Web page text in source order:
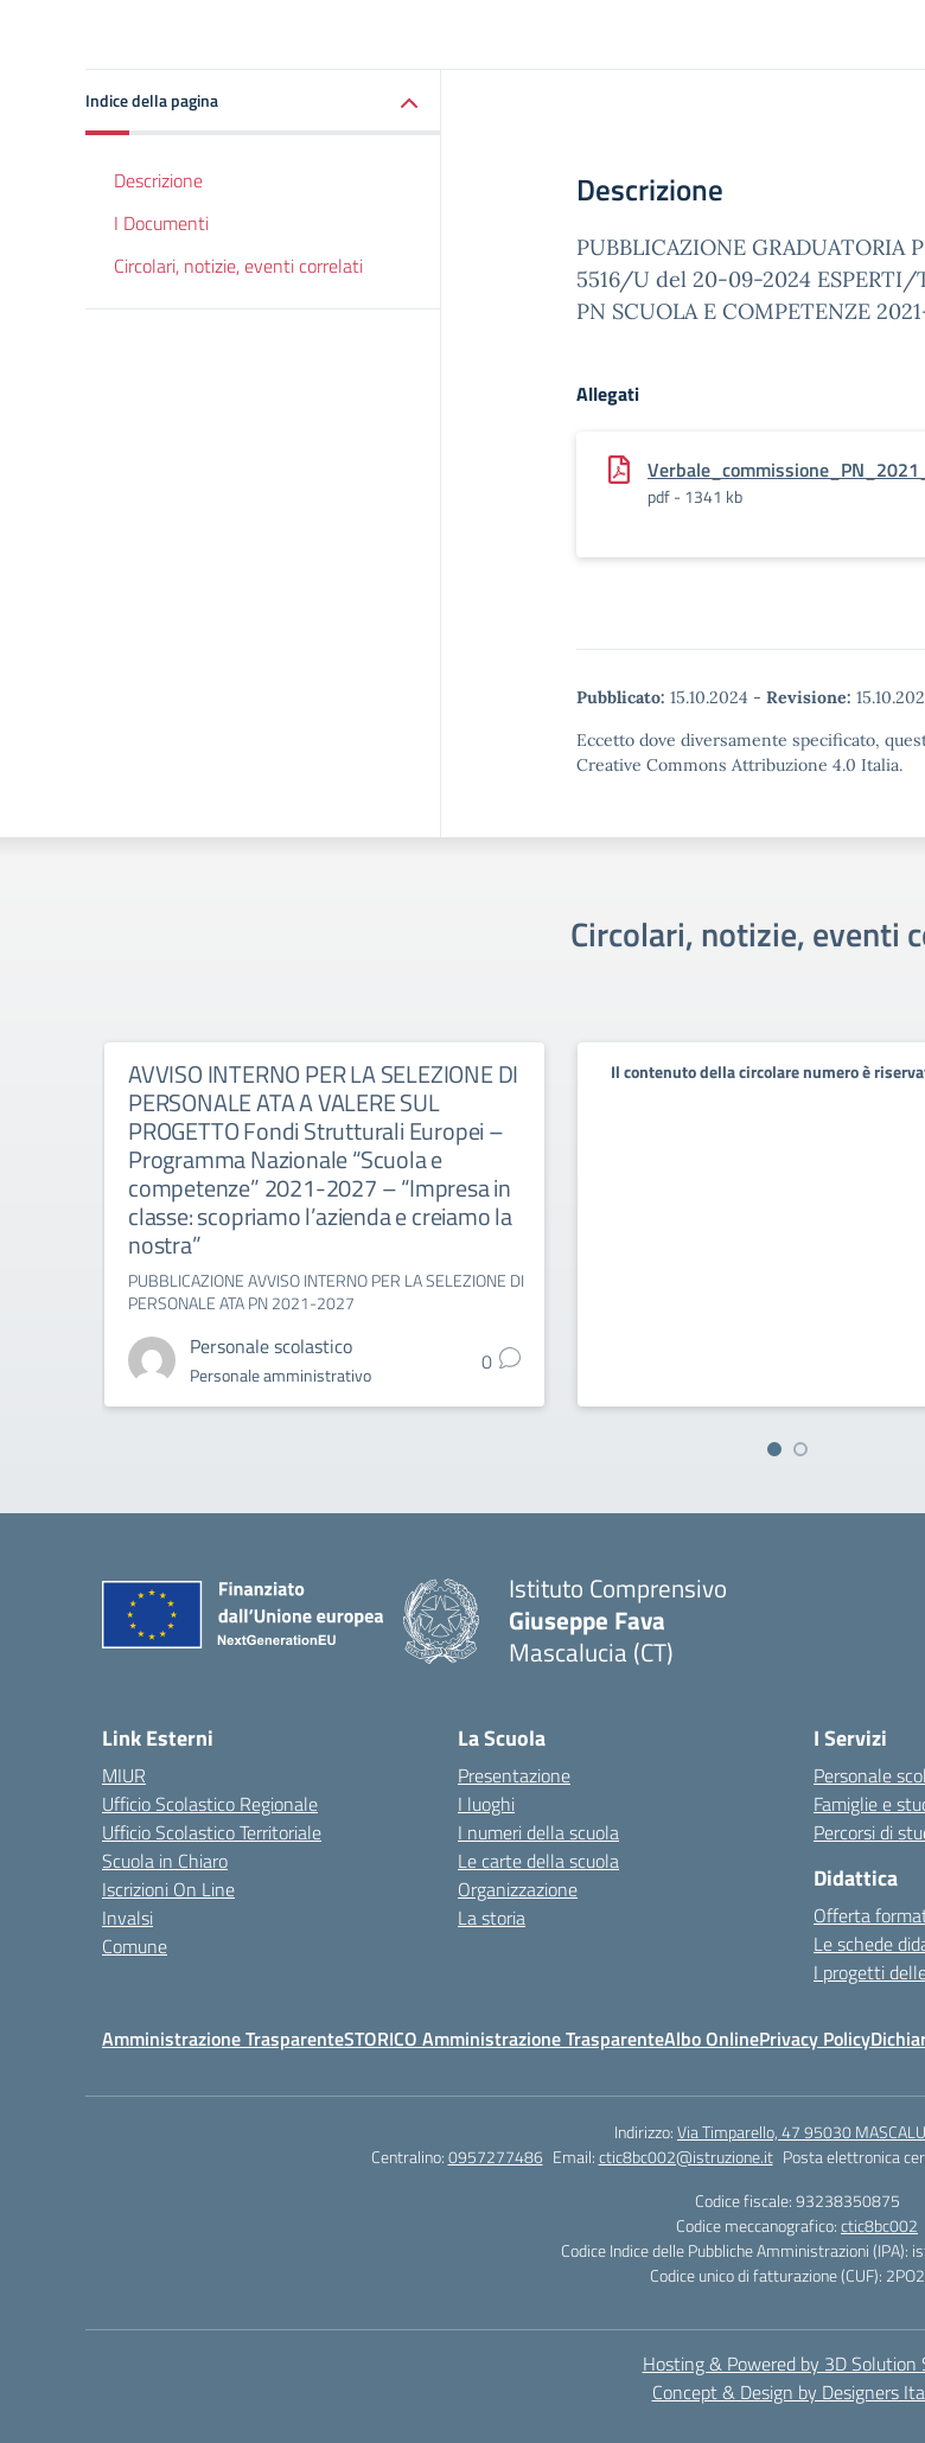
Indice della pagina
Descrizione
I Documenti
Circolari, notizie, eventi correlati
Descrizione
PUBBLICAZIONE GRADUATORIA
5516/U del 20-09-2024
PN SCUOLA E COMPETENZE
Allegati
pdf - 1341 kb
Pubblicato: 15.10.2024 - Revisione:
Eccetto dove diversamente specificato,
Creative Commons Attribuzione 4.0 Italia.
Circolari, notizie, eventi
AVVISO INTERNO PER LA SELEZIONE DI
PERSONALE ATA A VALERE SUL
PROGETTO Fondi Strutturali Europei –
Programma Nazionale “Scuola e
competenze” 2021-2027 – “Impresa in
classe: scopriamo l’azienda e creiamo la
nostra”
PUBBLICAZIONE AVVISO INTERNO PER LA SELEZIONE DI
PERSONALE ATA PN 2021-2027
Personale scolastico
Personale amministrativo 0
Il contenuto della circolare numero è
Istituto Comprensivo
Giuseppe Fava
Mascalucia (CT)
Link Esterni
MIUR
Ufficio Scolastico Regionale
Ufficio Scolastico Territoriale
Scuola in Chiaro
Iscrizioni On Line
Invalsi
Comune
La Scuola
Presentazione
I luoghi
I numeri della scuola
Le carte della scuola
Organizzazione
La storia
I Servizi
Personale
Famiglie e
Percorsi di
Didattica
Offerta
Le schede
I progetti
Amministrazione TrasparenteSTORICO Amministrazione TrasparenteAlbo OnlinePrivacy Policy
Indirizzo:Via Timparello, 47 95030
Centralino:0957277486 Email:ctic8bc002@istruzione.it Posta elettronica
Codice fiscale: 93238350875
Codice meccanografico:ctic8bc002
Codice Indice delle Pubbliche Amministrazioni (IPA):
Codice unico di fatturazione (CUF):
Hosting & Powered by 3D Solution
Concept & Design by Designers